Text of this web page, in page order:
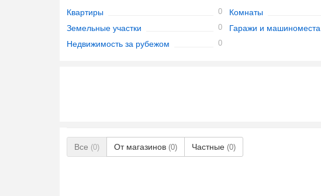
Квартиры
0 Комнаты
Земельные участки 0 Гаражи и машиноместа
Недвижимость за рубежом 0
Все (0) От магазинов (0) Частные (0)